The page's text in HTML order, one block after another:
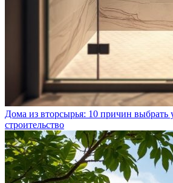
Дома из вторсырья: 10 причин выбрать
строительство